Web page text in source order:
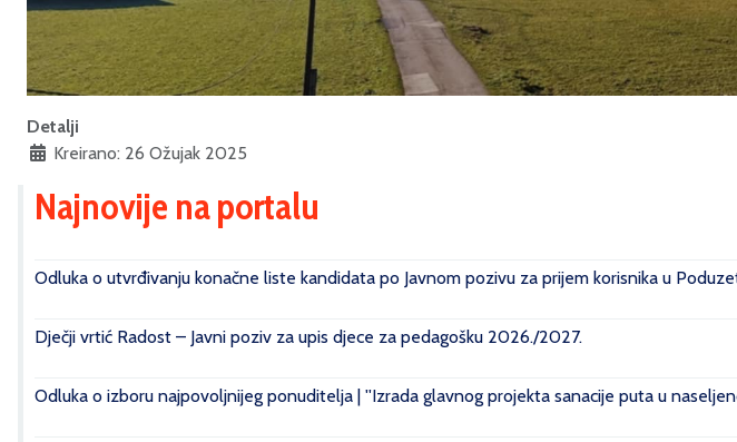
Detalji
Kreirano: 26 Ožujak 2025
Najnovije na portalu
Odluka o utvrđivanju konačne liste kandidata po Javnom pozivu za prijem korisnika u
Dječji vrtić Radost – Javni poziv za upis djece za pedagošku 2026./2027.
Odluka o izboru najpovoljnijeg ponuditelja | ''Izrada glavnog projekta sanacije puta u